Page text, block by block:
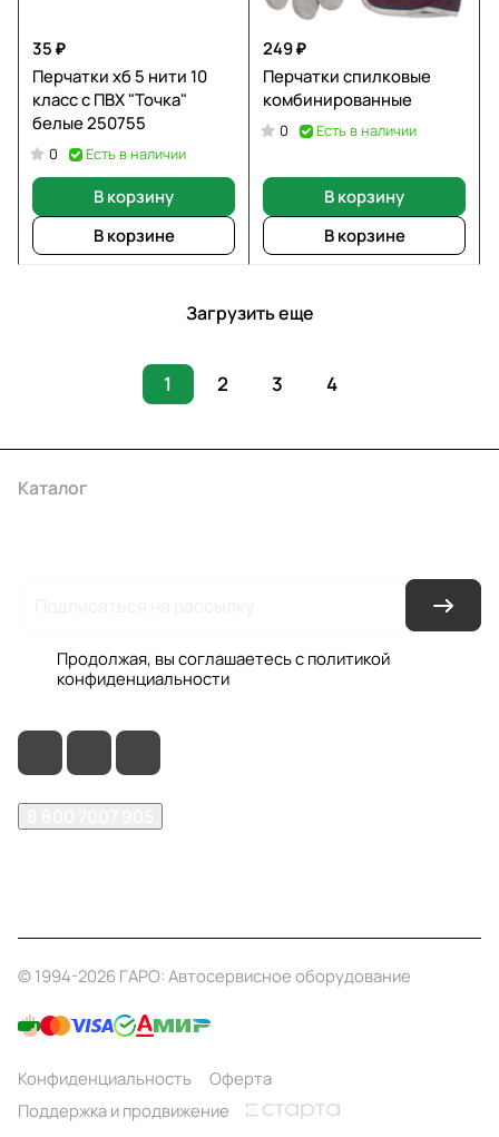
35 ₽
Перчатки хб 5 нити 10
класс с ПВХ "Точка"
белые 250755
0 Есть в наличии
В корзину
В корзине
249 ₽
Перчатки спилковые
комбинированные
0 Есть в наличии
В корзину
В корзине
Загрузить еще
1 2 3 4
Каталог
Продолжая, вы соглашаетесь с политикой
конфиденциальности
© 1994-2026 ГАРО: Автосервисное оборудование
Конфиденциальность
Оферта
Поддержка и продвижение